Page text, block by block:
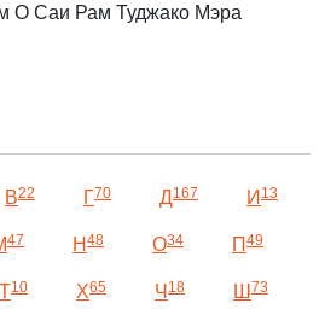
О Саи Рам Туджако Мэра
В22 Г70 Д167 И 13
47 Н 48 О34 П 49
Т10 Х65 Ч 18 Ш 73